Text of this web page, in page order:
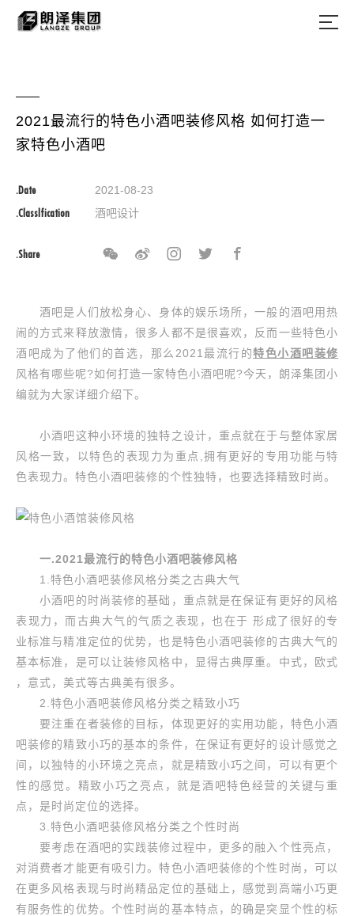
2021最流行的特色小酒吧装修风格 如何打造一
家特色小酒吧
.Date 2021-08-23
.Classlfication 酒吧设计
.Share
酒吧是人们放松身心、身体的娱乐场所，一般的酒吧用热
闹的方式来释放激情，很多人都不是很喜欢，反而一些特色小
酒吧成为了他们的首选，那么2021最流行的特色小酒吧装修
风格有哪些呢?如何打造一家特色小酒吧呢?今天，朗泽集团小
编就为大家详细介绍下。
小酒吧这种小环境的独特之设计，重点就在于与整体家居
风格一致，以特色的表现力为重点,拥有更好的专用功能与特
色表现力。特色小酒吧装修的个性独特，也要选择精致时尚。
一.2021最流行的特色小酒吧装修风格
1.特色小酒吧装修风格分类之古典大气
小酒吧的时尚装修的基础，重点就是在保证有更好的风格
表现力，而古典大气的气质之表现，也在于 形成了很好的专
业标准与精准定位的优势，也是特色小酒吧装修的古典大气的
基本标准，是可以让装修风格中，显得古典厚重。中式，欧式
，意式，美式等古典美有很多。
2.特色小酒吧装修风格分类之精致小巧
要注重在者装修的目标，体现更好的实用功能，特色小酒
吧装修的精致小巧的基本的条件，在保证有更好的设计感觉之
间，以独特的小环境之亮点，就是精致小巧之间，可以有更个
性的感觉。精致小巧之亮点，就是酒吧特色经营的关键与重
点，是时尚定位的选择。
3.特色小酒吧装修风格分类之个性时尚
要考虑在酒吧的实践装修过程中，更多的融入个性亮点，
对消费者才能更有吸引力。特色小酒吧装修的个性时尚，可以
在更多风格表现与时尚精品定位的基础上，感觉到高端小巧更
有服务性的优势。个性时尚的基本特点，的确是突显个性的标